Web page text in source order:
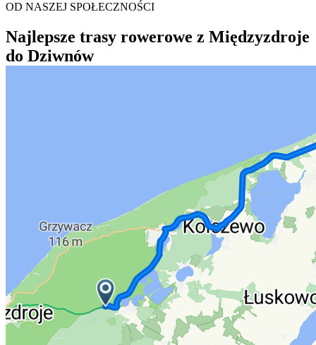
OD NASZEJ SPOŁECZNOŚCI
Najlepsze trasy rowerowe z Międzyzdroje
do Dziwnów